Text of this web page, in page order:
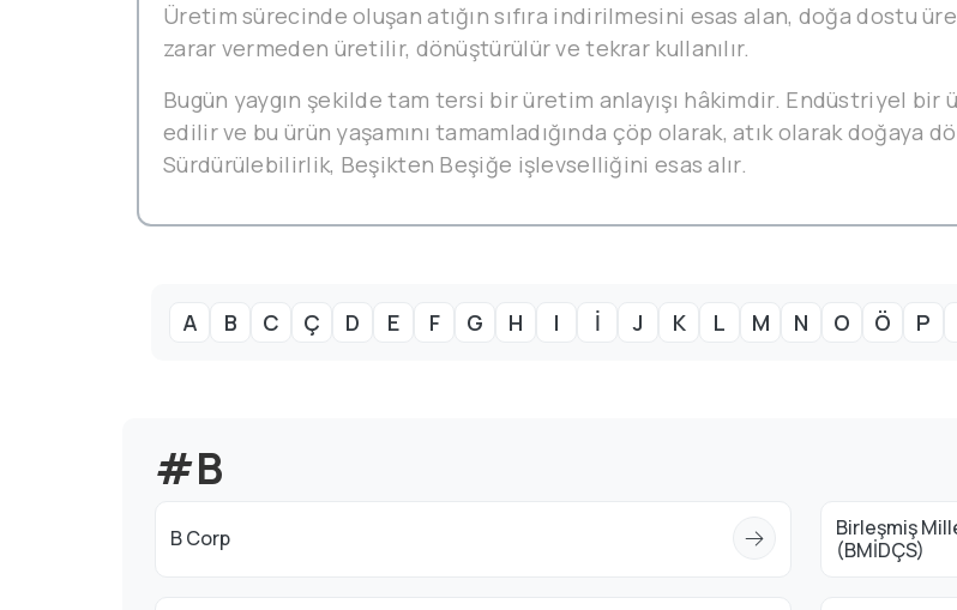
Üretim sürecinde oluşan atığın sıfıra indirilmesini esas alan, doğa dostu
zarar vermeden üretilir, dönüştürülür ve tekrar kullanılır.
Bugün yaygın şekilde tam tersi bir üretim anlayışı hâkimdir. Endüstriyel bir
edilir ve bu ürün yaşamını tamamladığında çöp olarak, atık olarak doğaya
Sürdürülebilirlik, Beşikten Beşiğe işlevselliğini esas alır.
A B C Ç D E F G H I İ J K L M N O Ö P
#B
B Corp
Birleşmiş
(BMİDÇS)